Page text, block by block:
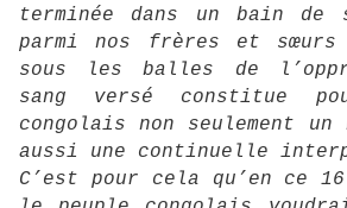
terminée dans un bain de
parmi nos frères et sœurs
sous les balles de
sang versé constitue
congolais non seulement
aussi une continuelle
C’est pour cela qu’en ce